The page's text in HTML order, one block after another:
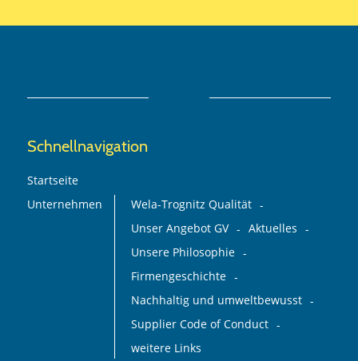
Schnellnavigation
Startseite
Unternehmen
Wela-Trognitz Qualität
Unser Angebot GV
Aktuelles
Unsere Philosophie
Firmengeschichte
Nachhaltig und umweltbewusst
Supplier Code of Conduct
weitere Links